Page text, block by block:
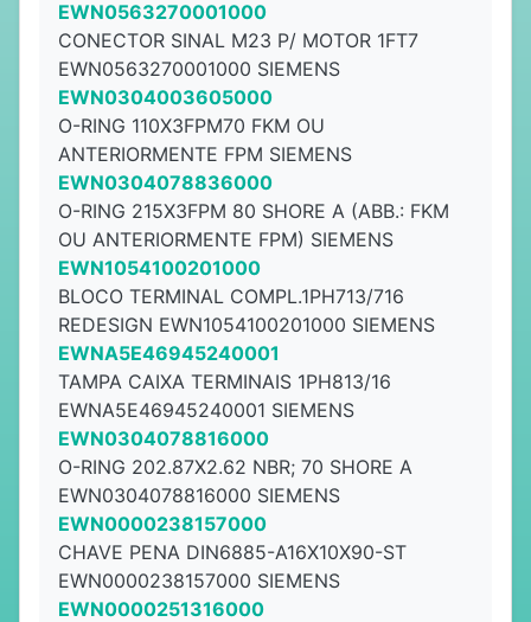
EWN0563270001000
CONECTOR SINAL M23 P/ MOTOR 1FT7
EWN0563270001000 SIEMENS
EWN0304003605000
O-RING 110X3FPM70 FKM OU
ANTERIORMENTE FPM SIEMENS
EWN0304078836000
O-RING 215X3FPM 80 SHORE A (ABB.: FKM
OU ANTERIORMENTE FPM) SIEMENS
EWN1054100201000
BLOCO TERMINAL COMPL.1PH713/716
REDESIGN EWN1054100201000 SIEMENS
EWNA5E46945240001
TAMPA CAIXA TERMINAIS 1PH813/16
EWNA5E46945240001 SIEMENS
EWN0304078816000
O-RING 202.87X2.62 NBR; 70 SHORE A
EWN0304078816000 SIEMENS
EWN0000238157000
CHAVE PENA DIN6885-A16X10X90-ST
EWN0000238157000 SIEMENS
EWN0000251316000